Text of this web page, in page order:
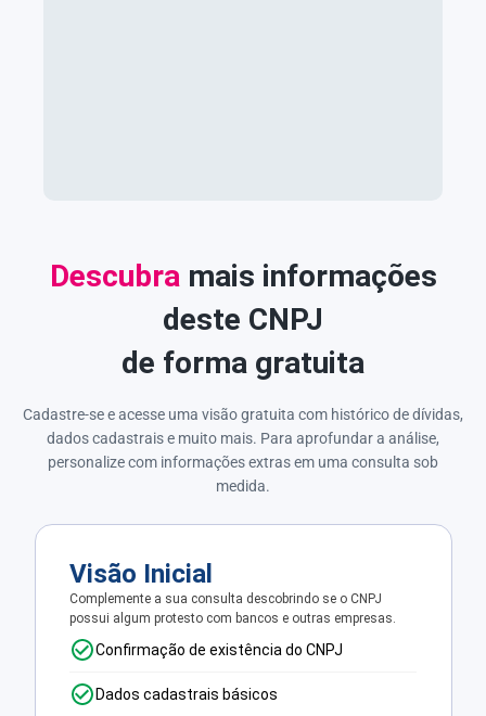
Descubra mais informações
deste CNPJ
de forma gratuita
Cadastre-se e acesse uma visão gratuita com histórico de dívidas,
dados cadastrais e muito mais. Para aprofundar a análise,
personalize com informações extras em uma consulta sob
medida.
Visão Inicial
Complemente a sua consulta descobrindo se o CNPJ
possui algum protesto com bancos e outras empresas.
Confirmação de existência do CNPJ
Dados cadastrais básicos